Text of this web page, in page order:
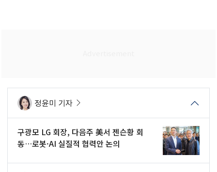
정윤미 기자
구광모 LG 회장, 다음주 美서 젠슨황 회
동…로봇·AI 실질적 협력안 논의